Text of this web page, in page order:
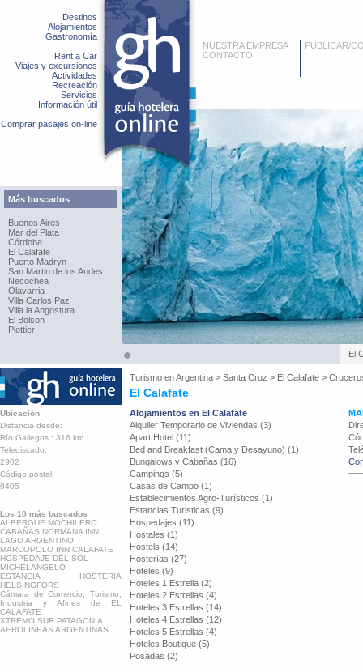
Destinos
Alojamientos
Gastronomía
Rent a Car
Viajes y excursiones
Actividades
Recreación
Servicios
Información útil
Comprar pasajes on-line
Más buscados
Buenos Aires
Mar del Plata
Córdoba
El Calafate
Puerto Madryn
San Martin de los Andes
Necochea
Olavarria
Villa Carlos Paz
Villa la Angostura
El Bolson
Plottier
NUESTRA EMPRESA
CONTACTO
PUBLICAR/
El
Turismo enArgentina > Santa Cruz > El Calafate >
El Calafate
Ubicación
Distancia desde:
Río Gallegos : 316 km
Telediscado:
2902
Código postal:
9405
Los 10 más buscados
ALBERGUE MOCHILERO
CABAÑAS NORMANA INN
LAGO ARGENTINO
MARCOPOLO INN CALAFATE
HOSPEDAJE DEL SOL
MICHELANGELO
ESTANCIA HOSTERIA
HELSINGFORS
Cámara de Comercio, Turismo,
Industria y Afines de EL
CALAFATE
XTREMO SUR PATAGONIA
AEROLINEAS ARGENTINAS
Alojamientos en El Calafate
Alquiler Temporario de Viviendas (3)
Apart Hotel (11)
Bed and Breakfast (Cama y Desayuno) (1)
Bungalows y Cabañas (16)
Campings (5)
Casas de Campo (1)
Establecimientos Agro-Turísticos (1)
Estancias Turisticas (9)
Hospedajes (11)
Hostales (1)
Hostels (14)
Hosterías (27)
Hoteles (9)
Hoteles 1 Estrella (2)
Hoteles 2 Estrellas (4)
Hoteles 3 Estrellas (14)
Hoteles 4 Estrellas (12)
Hoteles 5 Estrellas (4)
Hoteles Boutique (5)
Posadas (2)